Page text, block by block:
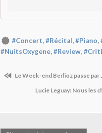
#Concert,#Récital,#Piano,
#NuitsOxygene,#Review,
Le Week-end Berlioz passe par
Lucie Leguay: Nous les